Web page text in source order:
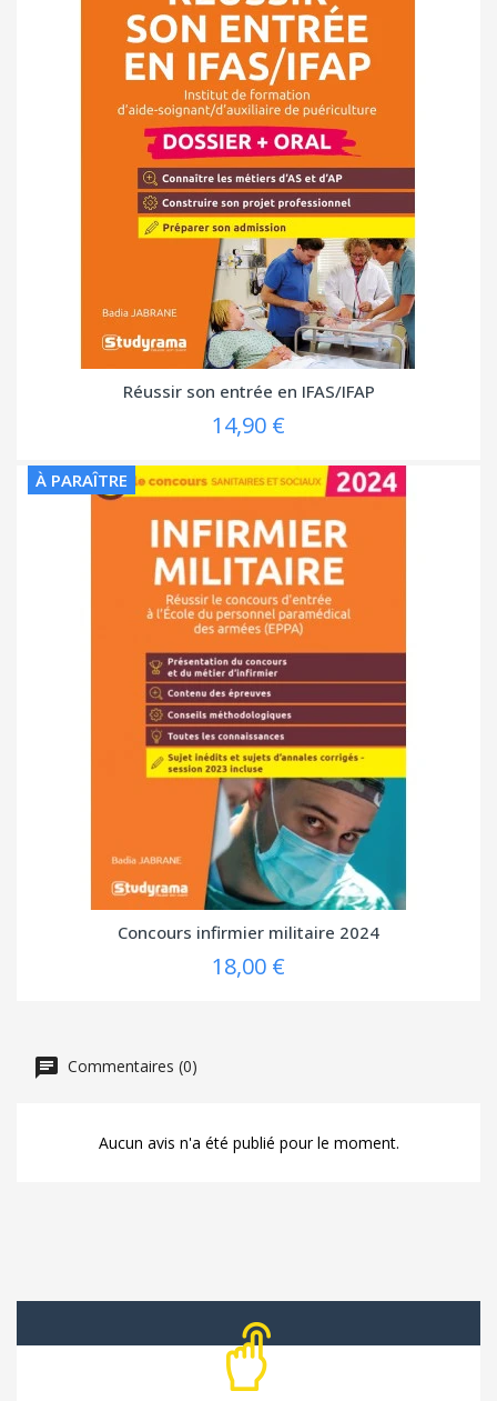
Réussir son entrée en IFAS/IFAP
14,90 €
À PARAÎTRE
Concours infirmier militaire 2024
18,00 €
Commentaires (0)
Aucun avis n'a été publié pour le moment.